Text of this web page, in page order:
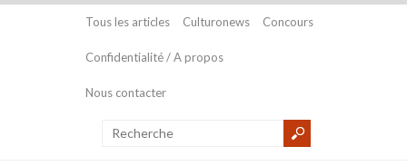
Tous les articles Culturonews Concours
Confidentialité / A propos
Nous contacter